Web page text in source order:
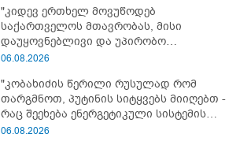
"კიდევ ერთხელ მოვუწოდებ
საქართველოს მთავრობას, მისი
დაუყოვნებლივი და უპირობო
გათავისუფლებისკენ" - რას წერს ეუთო-ს
06.08.2026
"კობახიძის წერილი რუსულად რომ
თარგმნოთ, პუტინის სიტყვებს მიიღებთ -
რაც შეეხება ენერგეტიკული სისტემის
პრობლემას, ნამდვილად ვაპირებ
06.08.2026